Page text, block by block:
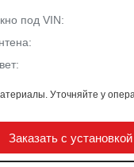
под VIN:
Уточняйте у
Заказать с установкой